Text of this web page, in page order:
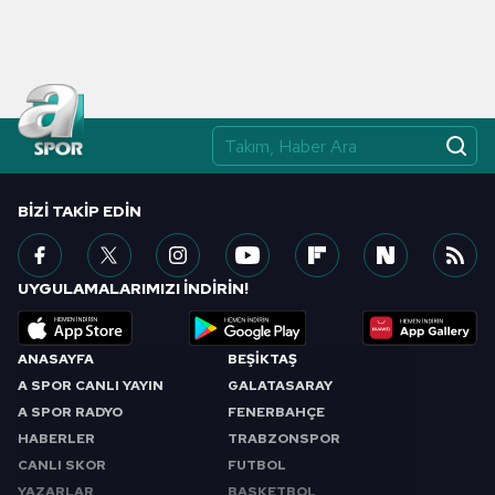
ANASAYFA
A SPOR CANLI YAYIN
A SPOR RADYO
HABERLER
CANLI SKOR
BEŞİKTAŞ
GALATASARAY
FENERBAHÇE
TRABZONSPOR
FUTBOL
BIZI TAKIP EDIN
UYGULAMALARIMIZI İNDİRİN!